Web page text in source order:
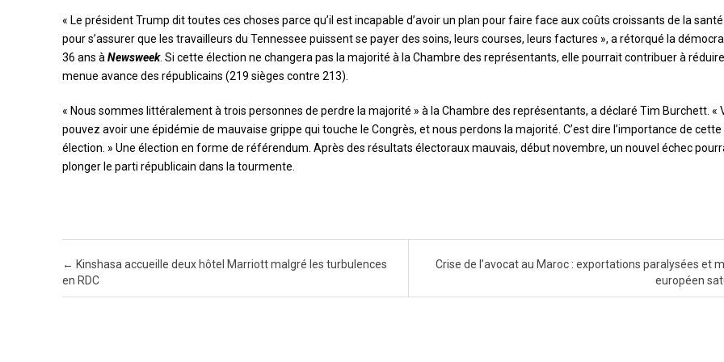
« Le président Trump dit toutes ces choses parce qu’il est incapable d’avoir un plan pour faire face aux coûts croissants de la
pour s’assurer que les travailleurs du Tennessee puissent se payer des soins, leurs courses, leurs factures », a rétorqué la
36 ans à Newsweek. Si cette élection ne changera pas la majorité à la Chambre des représentants, elle pourrait contribuer à
menue avance des républicains (219 sièges contre 213).
« Nous sommes littéralement à trois personnes de perdre la majorité » à la Chambre des représentants, a déclaré Tim Burchett. «
pouvez avoir une épidémie de mauvaise grippe qui touche le Congrès, et nous perdons la majorité. C’est dire l’importance de cette
élection. » Une élection en forme de référendum. Après des résultats électoraux mauvais, début novembre, un nouvel échec
plonger le parti républicain dans la tourmente.
Post navigation
← Kinshasa accueille deux hôtel Marriott malgré les turbulences
en RDC
Crise de l’avocat au Maroc : exportations paralysées et
européen